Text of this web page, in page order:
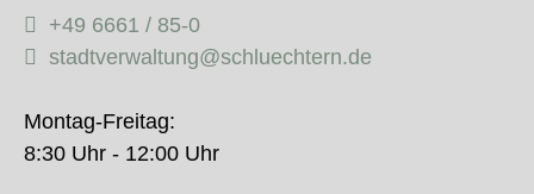
+49 6661 / 85-0
stadtverwaltung@schluechtern.de
Montag-Freitag:
8:30 Uhr - 12:00 Uhr